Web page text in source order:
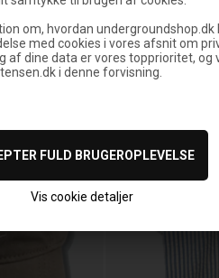
om, hvordan undergroundshop.dk
med cookies i vores afsnit om
af dine data er vores topprioritet, og
i denne forvisning.
Vis cookie detaljer